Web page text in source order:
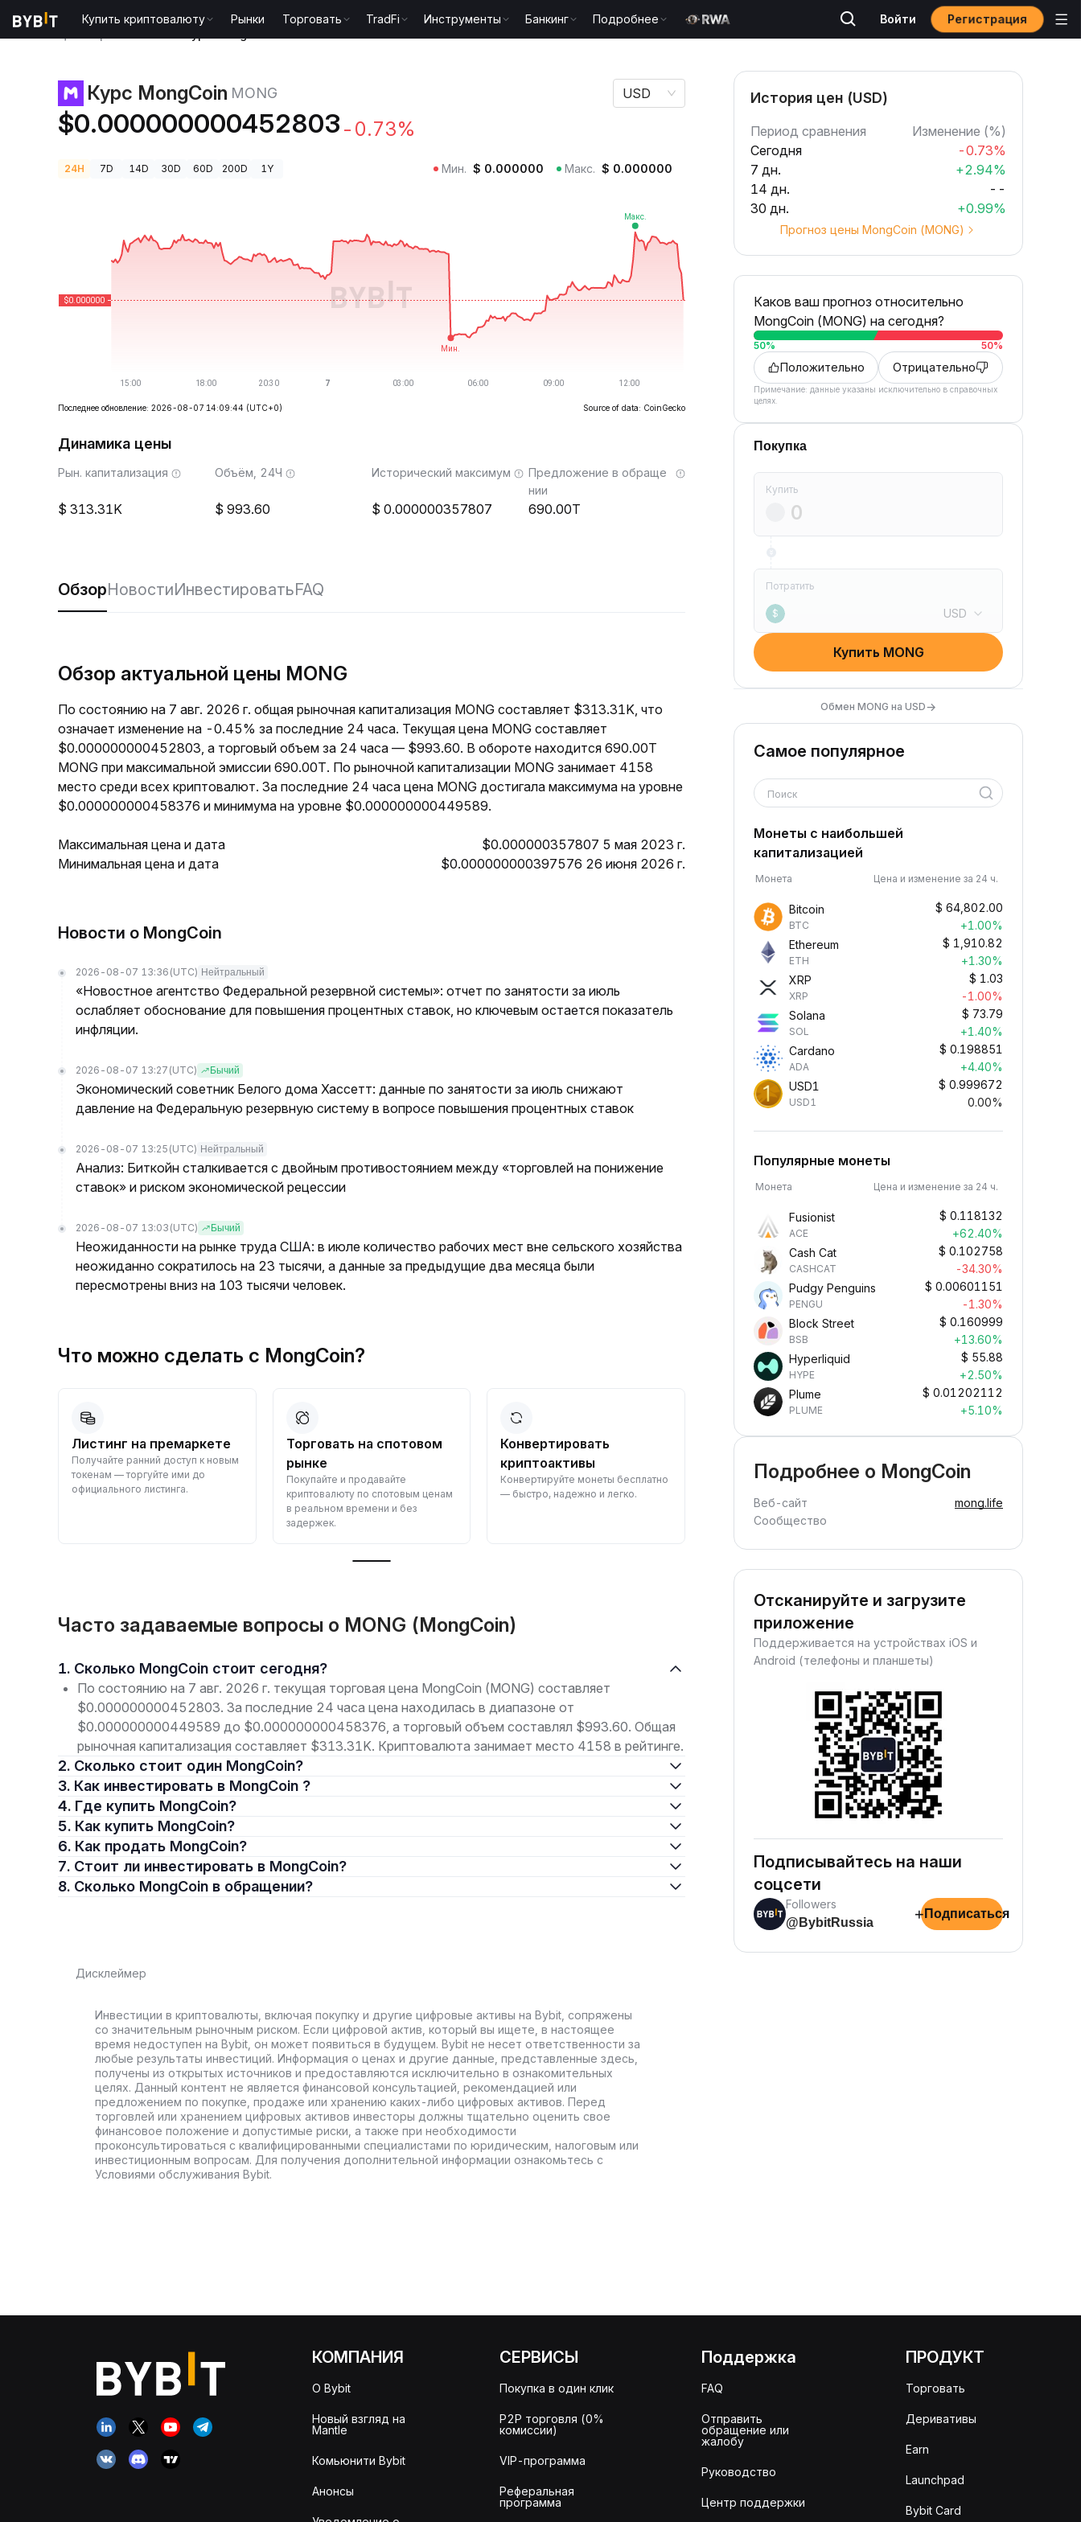
Купить криптовалюту Рынки Торговать TradFi Инструменты Банкинг Подробнее Войти Регистрация
Курс MongCoin MONG
$0.000000000452803 -0.73%
USD
24H 7D 14D 30D 60D 200D 1Y Мин. $ 0.000000 Макс. $ 0.000000
Последнее обновление: 2026-08-07 14:09:44 (UTC+0) Source of data: CoinGecko
Динамика цены
Рын. капитализация
313.31K
Объём, 24Ч
993.60
Исторический максимум
0.000000357807
Предложение в обраще
нии
690.00T
ОбзорНовостиИнвестироватьFAQ
Обзор актуальной цены MONG
По состоянию на 7 авг. 2026 г. общая рыночная капитализация MONG составляет $313.31K, что
означает изменение на -0.45% за последние 24 часа. Текущая цена MONG составляет
$0.000000000452803, а торговый объем за 24 часа — $993.60. В обороте находится 690.00T
MONG при максимальной эмиссии 690.00T. По рыночной капитализации MONG занимает 4158
место среди всех криптовалют. За последние 24 часа цена MONG достигала максимума на уровне
$0.000000000458376 и минимума на уровне $0.000000000449589.
Максимальная цена и дата
$0.000000357807 5 мая 2023 г.
Минимальная цена и дата
$0.000000000397576 26 июня 2026 г.
Новости о MongCoin
2026-08-07 13:36 (UTC) Нейтральный
«Новостное агентство Федеральной резервной системы»: отчет по занятости за июль
ослабляет обоснование для повышения процентных ставок, но ключевым остается показатель
инфляции.
2026-08-07 13:27 (UTC) Бычий
Экономический советник Белого дома Хассетт: данные по занятости за июль снижают
давление на Федеральную резервную систему в вопросе повышения процентных ставок
2026-08-07 13:25 (UTC) Нейтральный
Анализ: Биткойн сталкивается с двойным противостоянием между «торговлей на понижение
ставок» и риском экономической рецессии
2026-08-07 13:03 (UTC) Бычий
Неожиданности на рынке труда США: в июле количество рабочих мест вне сельского хозяйства
неожиданно сократилось на 23 тысячи, а данные за предыдущие два месяца были
пересмотрены вниз на 103 тысячи человек.
Что можно сделать с MongCoin?
Листинг на премаркете
Получайте ранний доступ к новым
токенам — торгуйте ими до
официального листинга.
Торговать на спотовом
рынке
Покупайте и продавайте
криптовалюту по спотовым ценам
в реальном времени и без
задержек.
Конвертировать
криптоактивы
Конвертируйте монеты бесплатно
— быстро, надежно и легко.
Зарабатывать пассивный
доход в криптовалюте
Зарабатывайте награды пассивно
наблюдайте за их ростом.
Часто задаваемые вопросы о MONG (MongCoin)
1. Сколько MongCoin стоит сегодня?
По состоянию на 7 авг. 2026 г. текущая торговая цена MongCoin (MONG) составляет
$0.000000000452803. За последние 24 часа цена находилась в диапазоне от
$0.000000000449589 до $0.000000000458376, а торговый объем составлял $993.60. Общая
рыночная капитализация составляет $313.31K. Криптовалюта занимает место 4158 в рейтинге.
2. Сколько стоит один MongCoin?
3. Как инвестировать в MongCoin ?
4. Где купить MongCoin?
5. Как купить MongCoin?
6. Как продать MongCoin?
7. Стоит ли инвестировать в MongCoin?
8. Сколько MongCoin в обращении?
Дисклеймер
Инвестиции в криптовалюты, включая покупку и другие цифровые активы на Bybit, сопряжены
со значительным рыночным риском. Если цифровой актив, который вы ищете, в настоящее
время недоступен на Bybit, он может появиться в будущем. Bybit не несет ответственности за
любые результаты инвестиций. Информация о ценах и другие данные, представленные здесь,
получены из открытых источников и предоставляются исключительно в ознакомительных
целях. Данный контент не является финансовой консультацией, рекомендацией или
предложением по покупке, продаже или хранению каких-либо цифровых активов. Перед
торговлей или хранением цифровых активов инвесторы должны тщательно оценить свое
финансовое положение и допустимые риски, а также при необходимости
проконсультироваться с квалифицированными специалистами по юридическим, налоговым или
инвестиционным вопросам. Для получения дополнительной информации ознакомьтесь с
Условиями обслуживания Bybit.
История цен (USD)
Период сравнения
Изменение (%)
Сегодня
-0.73%
7 дн.
+2.94%
14 дн.
--
30 дн.
+0.99%
Прогноз цены MongCoin (MONG)
Каков ваш прогноз относительно
MongCoin (MONG) на сегодня?
50% 50%
Положительно Отрицательно
Примечание: данные указаны исключительно в справочных
целях.
Покупка
Купить
Потратить
$ USD
Купить MONG
Обмен MONG на USD→
Самое популярное
Поиск
Монеты с наибольшей
капитализацией
Монета Цена и изменение за 24 ч.
Bitcoin
BTC
$ 64,802.00
+1.00%
Ethereum
ETH
$ 1,910.82
+1.30%
XRP
XRP
$ 1.03
-1.00%
Solana
SOL
$ 73.79
+1.40%
Cardano
ADA
$ 0.198851
+4.40%
USD1
USD1
$ 0.999672
0.00%
Популярные монеты
Монета Цена и изменение за 24 ч.
Fusionist
ACE
$ 0.118132
+62.40%
Cash Cat
CASHCAT
$ 0.102758
-34.30%
Pudgy Penguins
PENGU
$ 0.00601151
-1.30%
Block Street
BSB
$ 0.160999
+13.60%
Hyperliquid
HYPE
$ 55.88
+2.50%
Plume
PLUME
$ 0.01202112
+5.10%
Подробнее о MongCoin
Веб-сайт
mong.life
Сообщество
Отсканируйте и загрузите
приложение
Поддерживается на устройствах iOS и
Android (телефоны и планшеты)
Подписывайтесь на наши
соцсети
Followers
@BybitRussia
+ Подписаться
КОМПАНИЯ
О Bybit
Новый взгляд на
Mantle
Комьюнити Bybit
Анонсы
СЕРВИСЫ
Покупка в один клик
P2P торговля (0%
комиссии)
VIP-программа
Реферальная
программа
Поддержка
FAQ
Отправить
обращение или
жалобу
Руководство
Центр поддержки
ПРОДУКТ
Торговать
Деривативы
Earn
Launchpad
Bybit Card